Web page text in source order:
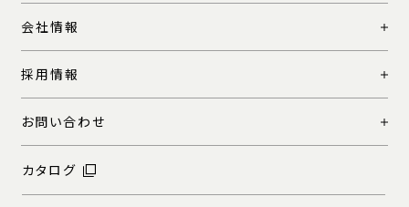
会社情報
採用情報
お問い合わせ
カタログ